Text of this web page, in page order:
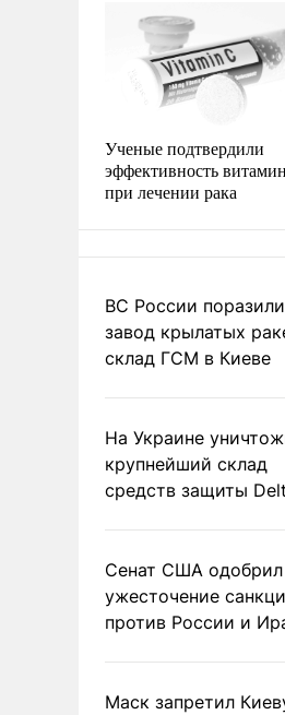
Ученые подтвердили
эффективность
при лечении рака
ВС России поразили
завод крылатых
склад ГСМ в Киеве
На Украине
крупнейший склад
средств защиты
Сенат США одобрил
ужесточение
против России и
Маск запретил